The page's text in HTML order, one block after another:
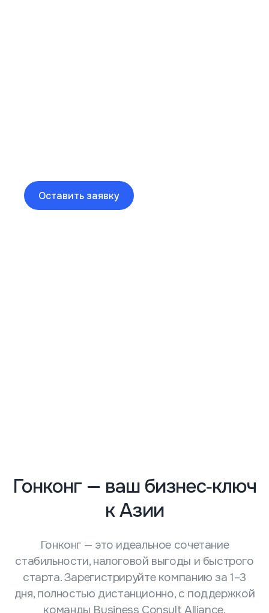
Оставить заявку
Гонконг — ваш бизнес‑ключ
к Азии
Гонконг — это идеальное сочетание
стабильности, налоговой выгоды и быстрого
старта. Зарегистрируйте компанию за 1–3
дня, полностью дистанционно, с поддержкой
команды Business Consult Alliance.